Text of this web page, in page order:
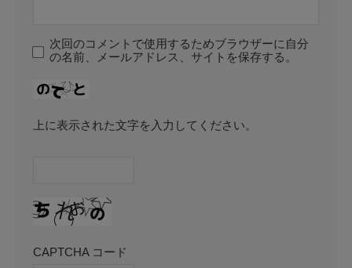
次回のコメントで使用するためブラウザーに自分
の名前、メールアドレス、サイトを保存する。
上に表示された文字を入力してください。
CAPTCHA コード